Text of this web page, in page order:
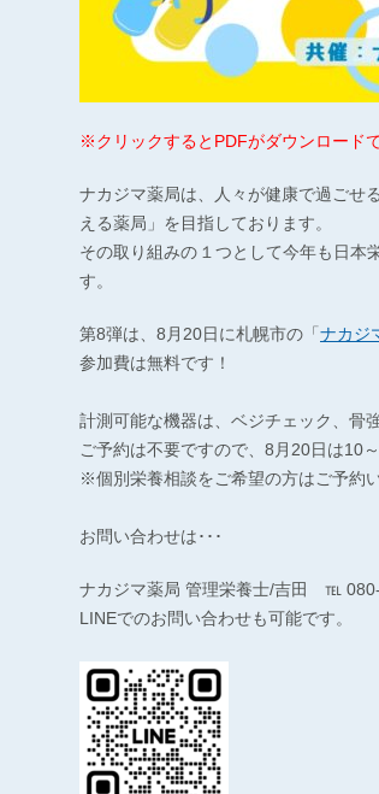
※クリックするとPDFがダウンロード
ナカジマ薬局は、人々が健康で過ごせ
える薬局」を目指しております。
その取り組みの１つとして今年も日本
す。
第8弾は、8月20日に札幌市の「 ナカジ
参加費は無料です！
計測可能な機器は、ベジチェック、骨
ご予約は不要ですので、8月20日は10
※個別栄養相談をご希望の方はご予約
お問い合わせは･･･
ナカジマ薬局 管理栄養士/吉田 ℡
LINEでのお問い合わせも可能です。